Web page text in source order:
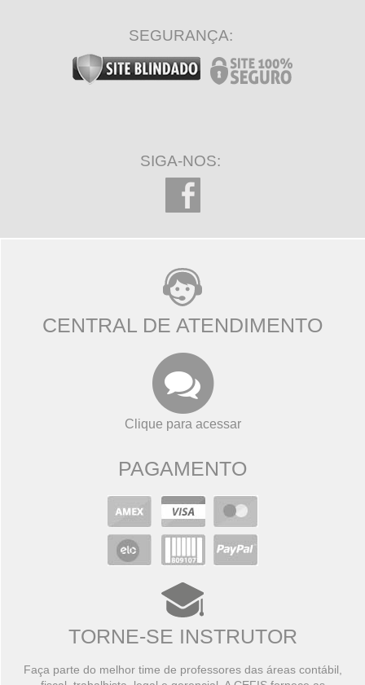
SEGURANÇA:
SIGA-NOS:
CENTRAL DE ATENDIMENTO
Clique para acessar
PAGAMENTO
TORNE-SE INSTRUTOR
Faça parte do melhor time de professores das áreas contábil,